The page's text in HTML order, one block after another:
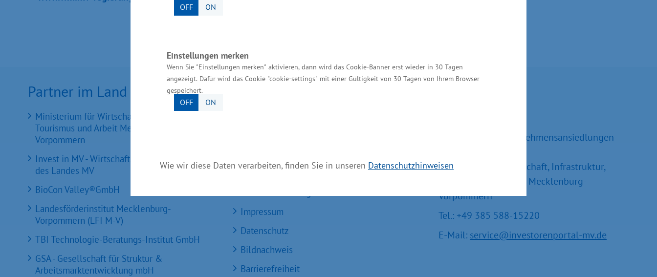
OFF ON
Einstellungen merken
Wenn Sie "Einstellungen merken" aktivieren, dann wird das Cookie-Banner erst wieder in 30 Tagen
angezeigt. Dafür wird das Cookie "cookie-settings" mit einer Gültigkeit von 30 Tagen von Ihrem Browser
gespeichert.
OFF ON
Wie wir diese Daten verarbeiten, finden Sie in unseren Datenschutzhinweisen
Partner im Land
Ministerium für Wirtschaft, Infrastruktur,
Tourismus und Arbeit Mecklenburg-
Vorpommern
Invest in MV - Wirtschaftsfördergesellschaft
des Landes MV
BioCon Valley®GmbH
Landesförderinstitut Mecklenburg-
Vorpommern (LFI M-V)
TBI Technologie-Beratungs-Institut GmbH
GSA - Gesellschaft für Struktur &
Arbeitsmarktentwicklung mbH
Aktuelle Broschüren und Downloads
Impressum
Datenschutz
Bildnachweis
Barrierefreiheit
Referatsleiter Unternehmensansiedlungen
Ministerium für Wirtschaft, Infrastruktur,
Tourismus und Arbeit Mecklenburg-
Vorpommern
Tel.: +49 385 588-15220
E-Mail: service@investorenportal-mv.de